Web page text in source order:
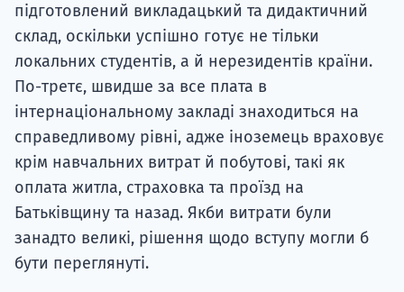
підготовлений викладацький та дидактичний
склад, оскільки успішно готує не тільки
локальних студентів, а й нерезидентів країни.
По-третє, швидше за все плата в
інтернаціональному закладі знаходиться на
справедливому рівні, адже іноземець враховує
крім навчальних витрат й побутові, такі як
оплата житла, страховка та проїзд на
Батьківщину та назад. Якби витрати були
занадто великі, рішення щодо вступу могли б
бути переглянуті.